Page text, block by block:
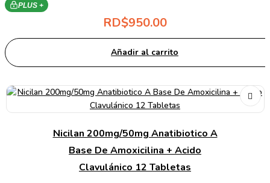
PLUS +
RD$950.00
Añadir al carrito
Nicilan 200mg/50mg Anatibiotico A
Base De Amoxicilina + Acido
Clavulánico 12 Tabletas